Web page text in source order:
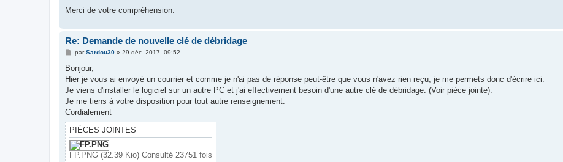
Merci de votre compréhension.
Re: Demande de nouvelle clé de débridage
M
s
a
g
parSardou30» 29 déc. 2017, 09:52
Bonjour,
Hier je vous ai envoyé un courrier et comme je n'ai pas de réponse peut-être que vous n'avez rien reçu, je me permets donc d'écrire ici.
Je viens d'installer le logiciel sur un autre PC et j'ai effectivement besoin d'une autre clé de débridage. (Voir pièce jointe).
Je me tiens à votre disposition pour tout autre renseignement.
Cordialement
PIÈCES JOINTES
FP.PNG (32.39 Kio) Consulté 23751 fois